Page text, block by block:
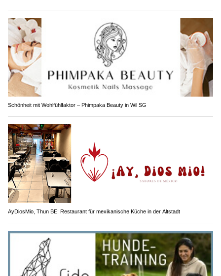
Schönheit mit Wohlfühlfaktor – Phimpaka Beauty in Wil SG
AyDiosMio, Thun BE: Restaurant für mexikanische Küche in der Altstadt